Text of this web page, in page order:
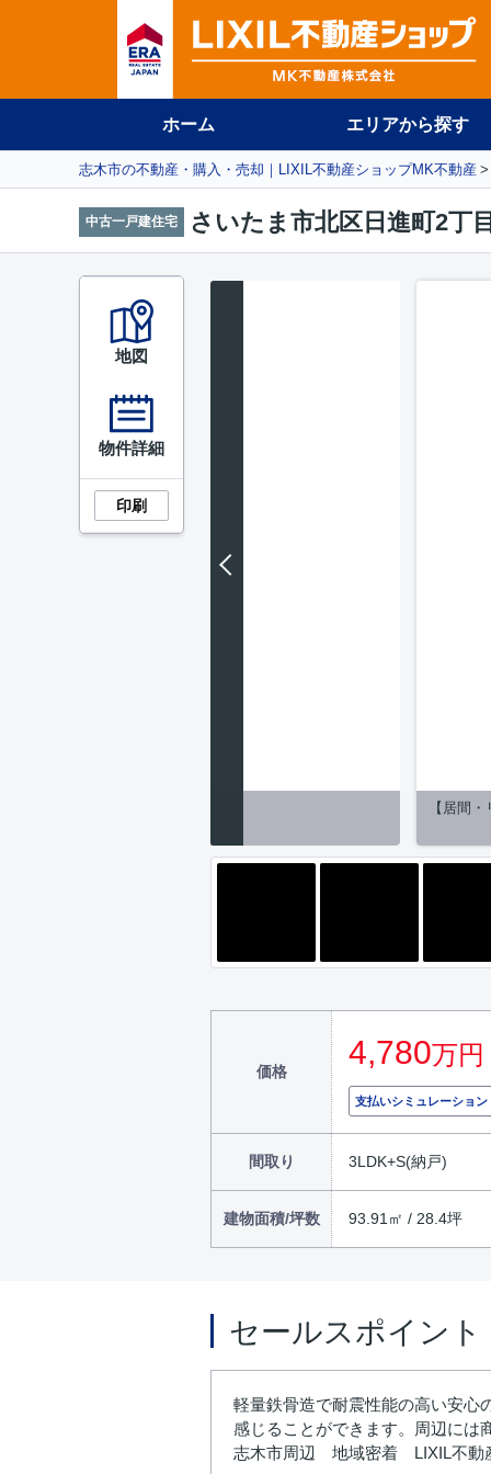
ホーム エリアから探す
志木市の不動産・購入・売却｜LIXIL不動産ショップMK不動産
中古一戸建住宅 さいたま市北区日進町2
【居間
価格
4,780万円
支払いシミュレーション
間取り 3LDK+S(納戸)
建物面積/坪数 93.91㎡ / 28.4坪
地図
物件詳細
印刷
セールスポイント
軽量鉄骨造で耐震性能の高い安心
感じることができます。周辺には
志木市周辺 地域密着 LIXIL不動